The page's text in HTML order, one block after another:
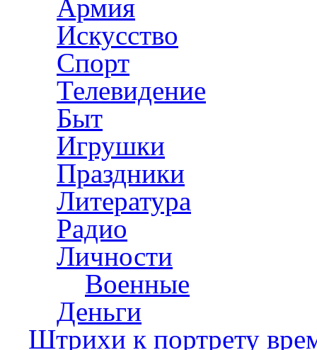
Армия
Искусство
Спорт
Телевидение
Быт
Игрушки
Праздники
Литература
Радио
Личности
Военные
Деньги
Штрихи к портрету